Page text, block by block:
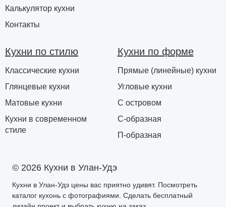
© 2026 Кухни в Улан-Удэ
Кухни в Улан-Удэ цены вас приятно удивят. Посмотреть
каталог кухонь с фотографиями. Сделать бесплатный
Калькулятор кухни
Контакты
Кухни по стилю
Классические кухни
Глянцевые кухни
Матовые кухни
Кухни в современном
стиле
Кухни по форме
Прямые (линейные) кухни
Угловые кухни
С островом
С-образная
П-образная